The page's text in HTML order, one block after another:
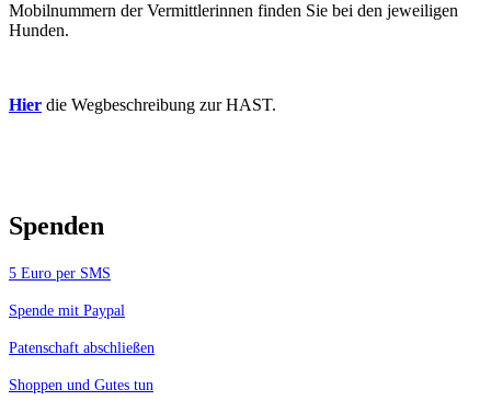
Mobilnummern der Vermittlerinnen finden Sie bei den jeweiligen
Hunden.
Hier die Wegbeschreibung zur HAST.
Spenden
5 Euro per SMS
Spende mit Paypal
Patenschaft abschließen
Shoppen und Gutes tun